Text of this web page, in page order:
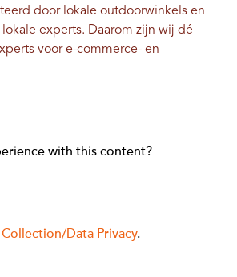
door lokale outdoorwinkels en
experts. Daarom zijn wij dé
voor e-commerce- en